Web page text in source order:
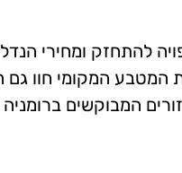
להתחזק ומחירי
המטבע המקומי חוו גם
המבוקשים ברומניה